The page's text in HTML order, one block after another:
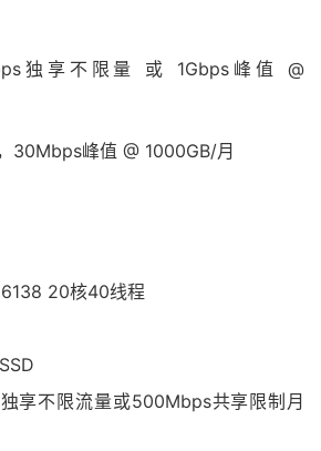
独享不限量 或 1Gbps峰值 @
30Mbps峰值 @ 1000GB/月
20核40线程
享不限流量或500Mbps共享限制月